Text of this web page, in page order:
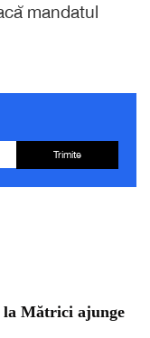
mandatul
Trimite
la Mătrici ajunge